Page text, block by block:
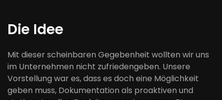
Die Idee
Mit dieser scheinbaren Gegebenheit wollten wir uns
im Unternehmen nicht zufriedengeben. Unsere
Vorstellung war es, dass es doch eine Möglichkeit
geben muss, Dokumentation als proaktiven und